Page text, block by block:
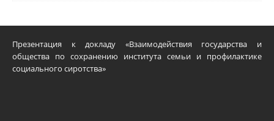
Презентация к докладу «Взаимодействия государства и
общества по сохранению института семьи и профилактике
социального сиротства»